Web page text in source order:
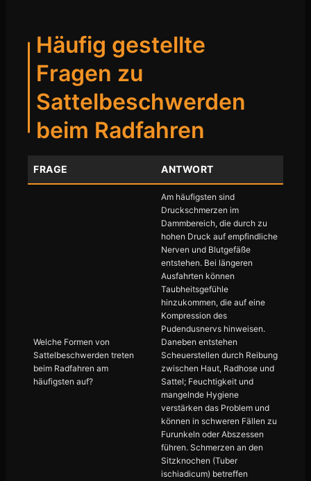
Häufig gestellte
Fragen zu
Sattelbeschwerden
beim Radfahren
FRAGE ANTWORT
Welche Formen von
Sattelbeschwerden treten
beim Radfahren am
häufigsten auf?
Am häufigsten sind
Druckschmerzen im
Dammbereich, die durch zu
hohen Druck auf empfindliche
Nerven und Blutgefäße
entstehen. Bei längeren
Ausfahrten können
Taubheitsgefühle
hinzukommen, die auf eine
Kompression des
Pudendusnervs hinweisen.
Daneben entstehen
Scheuerstellen durch Reibung
zwischen Haut, Radhose und
Sattel; Feuchtigkeit und
mangelnde Hygiene
verstärken das Problem und
können in schweren Fällen zu
Furunkeln oder Abszessen
führen. Schmerzen an den
Sitzknochen (Tuber
ischiadicum) betreffen